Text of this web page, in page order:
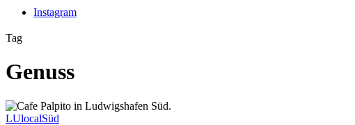
Instagram
Tag
Genuss
Café
Palpito
LUlocalSüd